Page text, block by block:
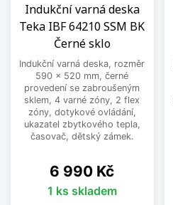
Indukční varná deska
Teka IBF 64210 SSM BK
Černé sklo
Indukční varná deska, rozměr
590 x 520 mm, černé
provedení se zabroušeným
sklem, 4 varné zóny, 2 flex
zóny, dotykové ovládání,
ukazatel zbytkového tepla,
časovač, dětský zámek.
Cena
6 990 Kč
1 ks skladem